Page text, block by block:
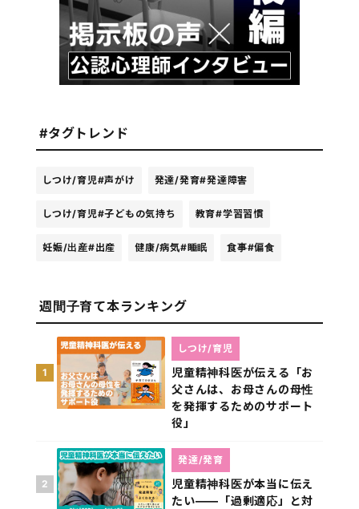
#タグトレンド
しつけ/育児#声がけ 発達/発育#発達障害
しつけ/育児#子どもの気持ち 教育#学習習慣
妊娠/出産#出産 健康/病気#睡眠 食事#偏食
週間子育て本ランキング
1
児童精神科医が伝える「お
父さんは、お母さんの母性
を発揮するためのサポート
役」
しつけ/育児
2
児童精神科医が本当に伝え
たい――「過剰適応」と対
発達/発育